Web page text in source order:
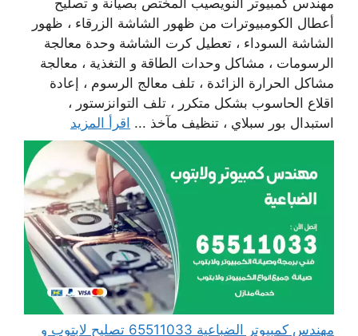
مهندس كمبيوتر النويصيب المختص بصيانة و تصليح
أعطال الكومبيوترات من ظهور الشاشة الزرقاء ، ظهور
الشاشة السوداء ، تعطيل كرت الشاشة وحدة معالجة
الرسومات ، مشاكل وحدات الطاقة و التغذية ، معالجة
مشاكل الحرارة الزائدة ، تلف معالج الرسوم ، إعادة
اقلاع الحاسوب بشكل متكرر ، تلف التوانزستور ،
استبدال بور سبلاي ، تنظيف مآخذ ... اقرأ المزيد
مهندس كمبيوتر الضباعية 65511033 تصليح لابتوب و